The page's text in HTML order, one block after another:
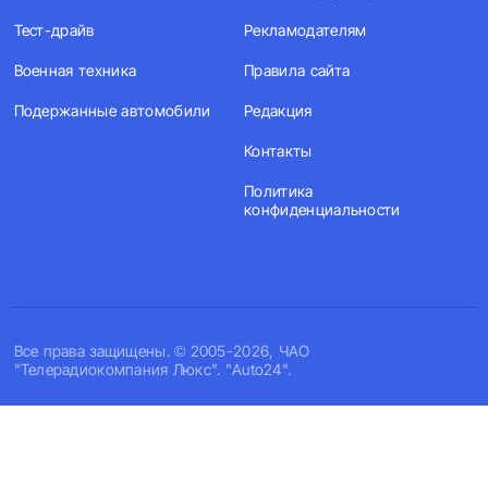
Все права защищены. © 2005-2026, ЧАО
"Телерадиокомпания Люкс". "Auto24".
Тест-драйв
Военная техника
Подержанные автомобили
Рекламодателям
Правила сайта
Редакция
Контакты
Политика
конфиденциальности